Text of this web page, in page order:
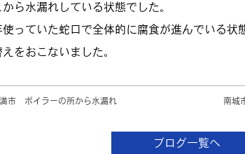
から水漏れしている状態でした。
使っていた蛇口で全体的に腐食が進んでいる状
えをおこないました。
市 ボイラーの所から水漏れ 南城
ブログ一覧へ